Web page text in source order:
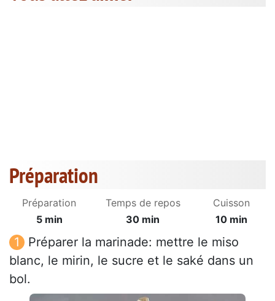
Préparation
Préparation
5 min
Temps de repos
30 min
Cuisson
10 min
Préparer la marinade: mettre le miso
blanc, le mirin, le sucre et le saké dans un
bol.